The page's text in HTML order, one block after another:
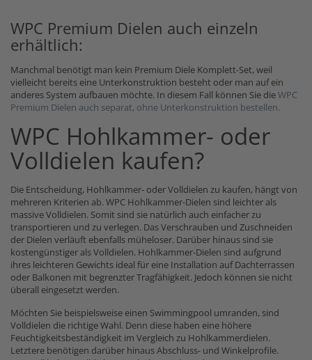
WPC Premium Dielen auch einzeln
erhältlich:
Manchmal benötigt man kein Premium Diele Komplett-Set, weil
vielleicht bereits eine Unterkonstruktion besteht oder man auf ein
anderes System aufbauen möchte. In diesem Fall können Sie dieWPC
Premium Dielen auch separat, ohne Unterkonstruktion bestellen.
WPC Hohlkammer- oder
Volldielen kaufen?
Die Entscheidung, Hohlkammer- oder Volldielen zu kaufen, hängt von
mehreren Kriterien ab. WPC Hohlkammer-Dielen sind leichter als
massive Volldielen. Somit sind sie natürlich auch einfacher zu
transportieren und zu verlegen. Das Verschrauben und Zuschneiden
der Dielen verläuft ebenfalls müheloser. Darüber hinaus sind sie
kostengünstiger als Volldielen. Hohlkammer-Dielen sind aufgrund
ihres leichteren Gewichts ideal für eine Installation auf Dachterrassen
oder Balkonen mit begrenzter Tragfähigkeit. Jedoch können sie nicht
überall eingesetzt werden.
Möchten Sie beispielsweise einen Swimmingpool umranden, sind
Volldielen die richtige Wahl. Denn diese haben eine höhere
Feuchtigkeitsbeständigkeit im Vergleich zu Hohlkammerdielen.
Letztere benötigen darüber hinaus Abschluss- und Winkelprofile.